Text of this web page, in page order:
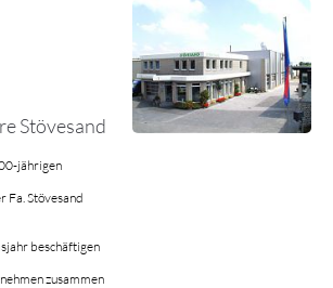
Stövesand
jährigen
Fa. Stövesand
beschäftigen
zusammen